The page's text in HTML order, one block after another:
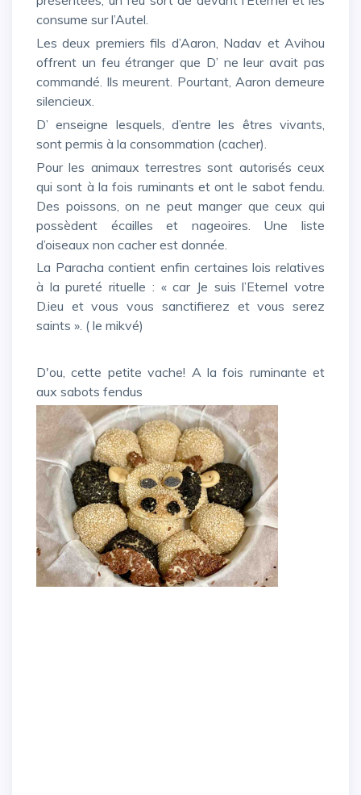
consume sur l’Autel.
Les deux premiers fils d’Aaron, Nadav et Avihou
offrent un feu étranger que D’ ne leur avait pas
commandé. Ils meurent. Pourtant, Aaron demeure
silencieux.
D’ enseigne lesquels, d’entre les êtres vivants,
sont permis à la consommation (cacher).
Pour les animaux terrestres sont autorisés ceux
qui sont à la fois ruminants et ont le sabot fendu.
Des poissons, on ne peut manger que ceux qui
possèdent écailles et nageoires. Une liste
d’oiseaux non cacher est donnée.
La Paracha contient enfin certaines lois relatives
à la pureté rituelle : « car Je suis l’Eternel votre
D.ieu et vous vous sanctifierez et vous serez
saints ». ( le mikvé)
D'ou, cette petite vache! A la fois ruminante et
aux sabots fendus